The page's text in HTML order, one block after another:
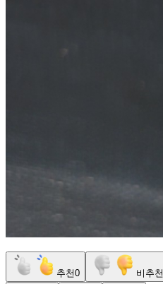
추천0 비추천